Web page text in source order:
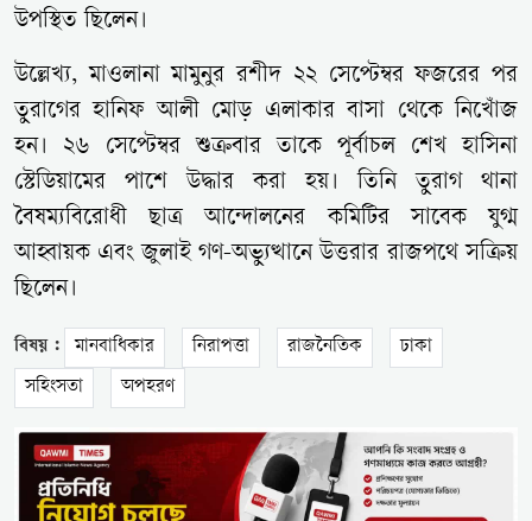
উপস্থিত ছিলেন।
উল্লেখ্য, মাওলানা মামুনুর রশীদ ২২ সেপ্টেম্বর ফজরের পর
তুরাগের হানিফ আলী মোড় এলাকার বাসা থেকে নিখোঁজ
হন। ২৬ সেপ্টেম্বর শুক্রবার তাকে পূর্বাচল শেখ হাসিনা
স্টেডিয়ামের পাশে উদ্ধার করা হয়। তিনি তুরাগ থানা
বৈষম্যবিরোধী ছাত্র আন্দোলনের কমিটির সাবেক যুগ্ম
আহ্বায়ক এবং জুলাই গণ-অভ্যুত্থানে উত্তরার রাজপথে সক্রিয়
ছিলেন।
বিষয় : মানবাধিকার নিরাপত্তা রাজনৈতিক
ঢাকা
সহিংসতা
অপহরণ